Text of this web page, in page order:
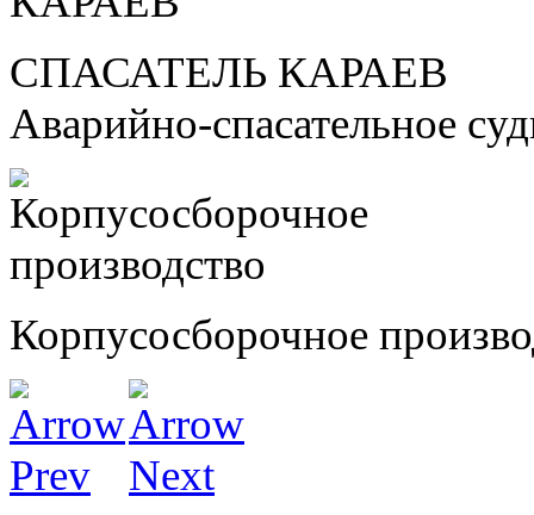
СПАСАТЕЛЬ КАРАЕВ
Аварийно-спасательное
Корпусосборочное